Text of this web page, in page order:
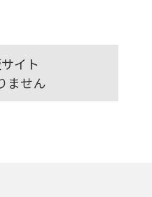
イト
ません